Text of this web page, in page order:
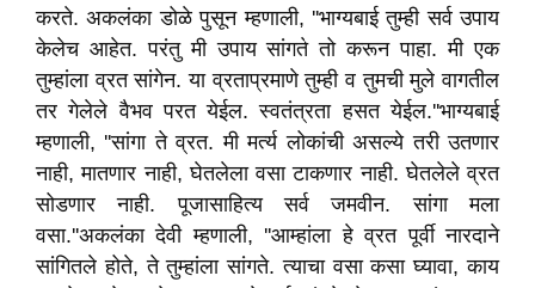
करते. अकलंका डोळे पुसून म्हणाली, ''भाग्यबाई तुम्ही सर्व उपाय
केलेच आहेत. परंतु मी उपाय सांगते तो करून पाहा. मी एक
तुम्हांला व्रत सांगेन. या व्रताप्रमाणे तुम्ही व तुमची मुले वागतील
तर गेलेले वैभव परत येईल. स्वतंत्रता हसत येईल.''भाग्यबाई
म्हणाली, ''सांगा ते व्रत. मी मर्त्य लोकांची असल्ये तरी उतणार
नाही,मातणार नाही,घेतलेला वसा टाकणार नाही. घेतलेले व्रत
सोडणार नाही. पूजासाहित्य सर्व जमवीन. सांगा मला
वसा.''अकलंका देवी म्हणाली, ''आम्हांला हे व्रत पूर्वी नारदाने
सांगितले होते,ते तुम्हांला सांगते. त्याचा वसा कसा घ्यावा,काय